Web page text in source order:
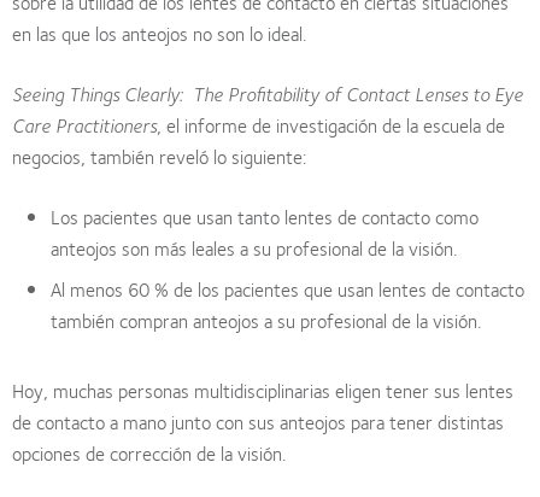
en las que los anteojos no son lo ideal.
Seeing Things Clearly: The Profitability of Contact Lenses to Eye
Care Practitioners, el informe de investigación de la escuela de
negocios, también reveló lo siguiente:
Los pacientes que usan tanto lentes de contacto como
anteojos son más leales a su profesional de la visión.
Al menos 60 % de los pacientes que usan lentes de contacto
también compran anteojos a su profesional de la visión.
Hoy, muchas personas multidisciplinarias eligen tener sus lentes
de contacto a mano junto con sus anteojos para tener distintas
opciones de corrección de la visión.